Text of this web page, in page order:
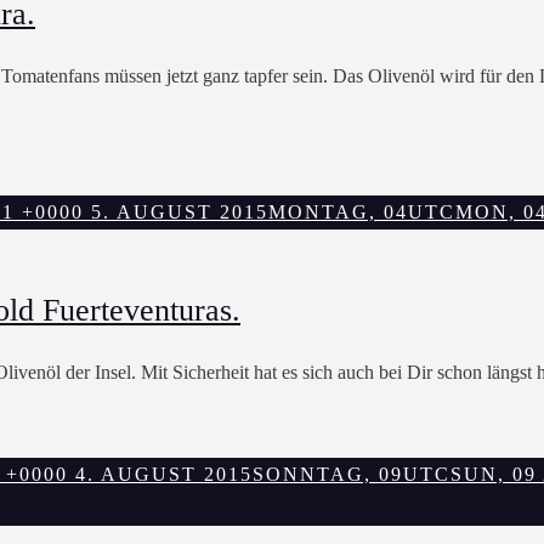
müssen jetzt ganz tapfer sein. Das Olivenöl wird für
+0000 5. AUGUST 2015MONTAG, 04UTCMON,
Fuerteventuras.
der Insel. Mit Sicherheit hat es sich auch bei Dir schon längst
4. AUGUST 2015SONNTAG, 09UTCSUN,